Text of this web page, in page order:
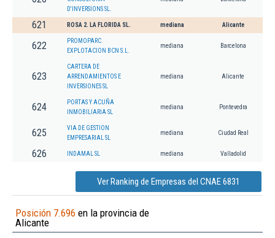
D'INVERSIONS SL.
621 ROSA 2. LA FLORIDA SL. mediana Alicante
622
PROMOPARC
EXPLOTACION BCN S.L.
mediana Barcelona
623
CARTERA DE
ARRENDAMIENTOS E
INVERSIONES SL
mediana Alicante
624
PORTAS Y ACUÑA
INMOBILIARIA SL
mediana Pontevedra
625
VIA DE GESTION
EMPRESARIAL SL
mediana Ciudad Real
626 INDAMAL SL mediana Valladolid
Ver Ranking de Empresas del CNAE 6831
Posición 7.696 en la provincia de
Alicante